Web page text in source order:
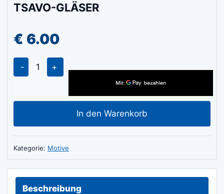
TSAVO-GLÄSER
€ 6.00
TSAVO-
GLÄSER
In den Warenkorb
Kategorie: Motive
Beschreibung